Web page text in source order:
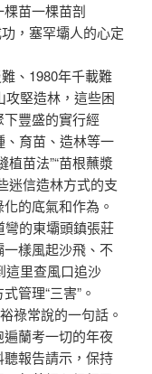
苗一棵苗剖
，塞罕壩人的心定
、1980年千載難
攻堅造林，這些困
豐盛的實行經
、育苗、造林等一
植苗法”“苗根蘸漿
迷信造林方式的支
的底氣和作為。
的東壩頭鎮張莊
樣風起沙飛、不
這里查風口追沙
管理“三害”。
祿常說的一句話。
遍蘭考一切的年夜
報告請示，保持